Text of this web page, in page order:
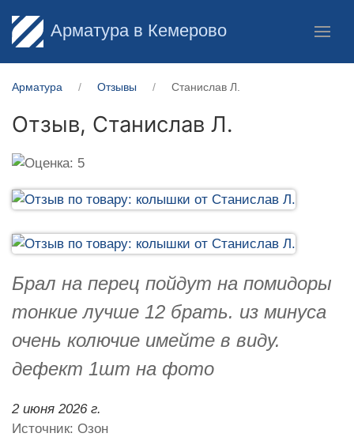
Арматура в Кемерово
Арматура Отзывы Станислав Л.
Отзыв, Станислав Л.
Брал на перец пойдут на помидоры
тонкие лучше 12 брать. из минуса
очень колючие имейте в виду.
дефект 1шт на фото
2 июня 2026 г.
Источник: Озон